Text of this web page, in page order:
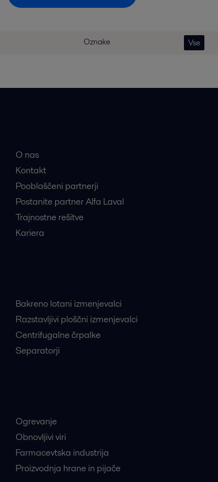
Oznake Vse
O nas
Kontakt
Pooblaščeni partnerji
Postanite partner Alfa Laval
Trajnostne rešitve
Kariera
Bakreno lotani izmenjevalci
Razstavljivi ploščni izmenjevalci
Centrifugalne črpalke
Separatorji
Ogrevanje
Obnovljivi viri
Farmacevtska industrija
Proizvodnja hrane in pijače